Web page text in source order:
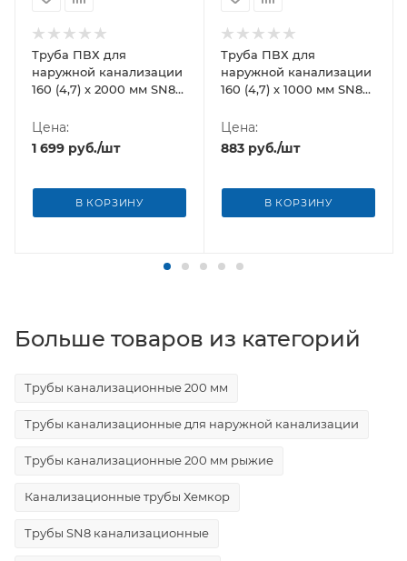
Труба ПВХ для
наружной канализации
160 (4,7) х 2000 мм SN8
Цена:
1 699 руб./шт
В КОРЗИНУ
Труба ПВХ для
наружной канализации
160 (4,7) х 1000 мм SN8
Цена:
883 руб./шт
В КОРЗИНУ
Больше товаров из категорий
Трубы канализационные 200 мм
Трубы канализационные для наружной канализации
Трубы канализационные 200 мм рыжие
Канализационные трубы Хемкор
Трубы SN8 канализационные